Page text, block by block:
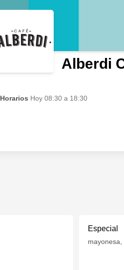
Alberdi
Horarios Hoy 08:30 a 18:30
Especial